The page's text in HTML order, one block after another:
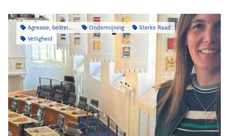
Agressie, bedreiging & intimidatie Ondermijning
Sterke Raad
Veiligheid